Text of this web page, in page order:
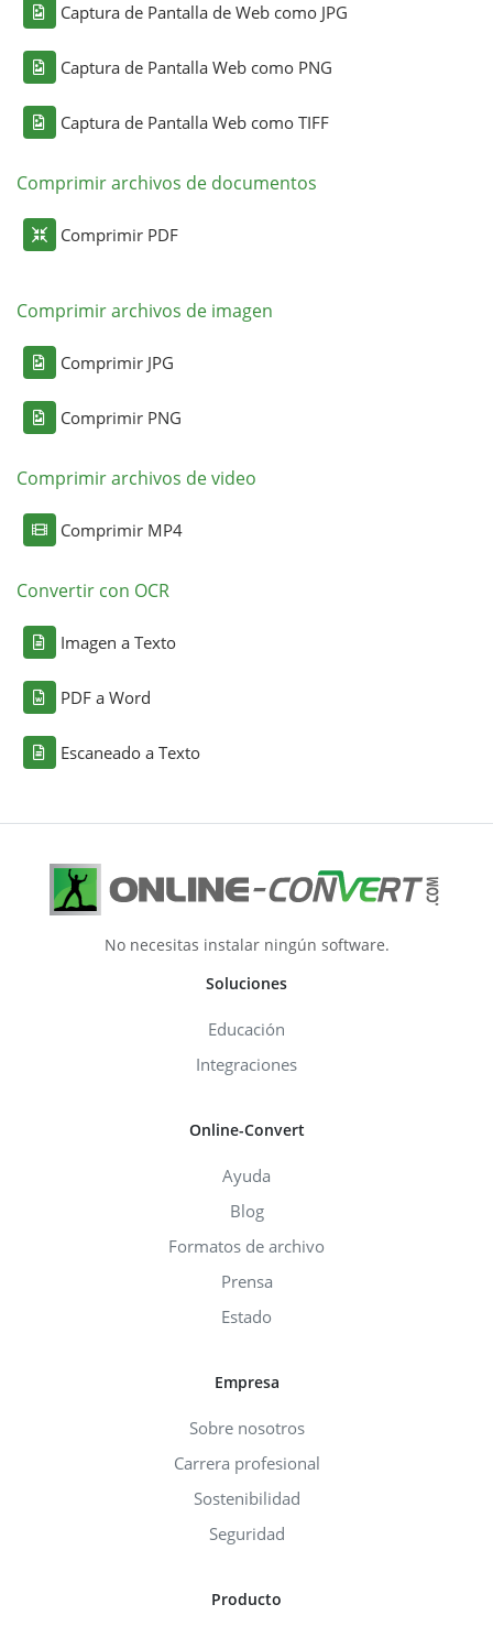
Captura de Pantalla de Web como JPG
Captura de Pantalla Web como PNG
Captura de Pantalla Web como TIFF
Comprimir archivos de documentos
Comprimir PDF
Comprimir archivos de imagen
Comprimir JPG
Comprimir PNG
Comprimir archivos de video
Comprimir MP4
Convertir con OCR
Imagen a Texto
PDF a Word
Escaneado a Texto
No necesitas instalar ningún software.
Soluciones
Educación
Integraciones
Online-Convert
Ayuda
Blog
Formatos de archivo
Prensa
Estado
Empresa
Sobre nosotros
Carrera profesional
Sostenibilidad
Seguridad
Producto